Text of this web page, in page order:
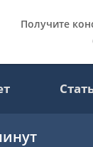
Получите